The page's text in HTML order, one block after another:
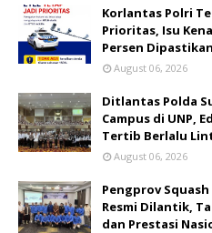
Korlantas Polri
Prioritas, Isu
Persen
August 06, 2026
Ditlantas Polda
Campus di UNP,
Tertib Berlalu
August 06, 2026
Pengprov
Resmi Dilantik,
dan Prestasi